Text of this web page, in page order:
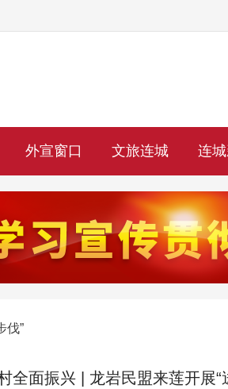
外宣窗口 文旅连城 连
伐”
全面振兴 | 龙岩民盟来莲开展“